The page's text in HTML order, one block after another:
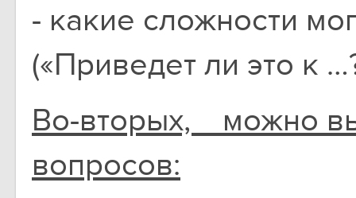
- какие сложности
(«Приведет ли это к
Во-вторых, можно
вопросов: